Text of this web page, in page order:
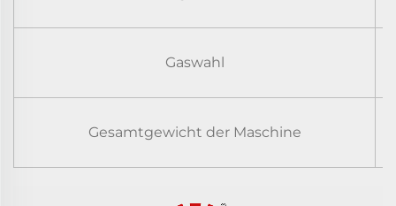
Gaswahl
Gesamtgewicht der Maschine